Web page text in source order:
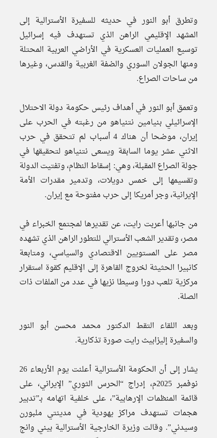
وتطرق أبو النور في حديثه للسفيرة الأسترالية إلى
المشهد الإقليمي الراهن الذي تستهدف فيه إسرائيل
توسيع العمليات العسكرية في الأراضي العربية المحتلة
ومنها الجولان السوري والضفة الغربية والقدس، وغيرها
من ساحات الصراع.
وتعمق أبو النور في أهداف رئيس حكومة دولة الاحتلال
الإسرائيلي بنيامين نتنياهو من رغبته في الحرب على
إيران، موضحا أن هناك 4 أسباب لم تتحقق في حرب
الاثني عشر يوما السابقة ويسعى نتنياهو لتحقيقها في
جولة الصراع المقبلة، وهي: إسقاط النظام، وتفتيت الدولة
وتقسيمها إلى خمس دويلات، وتدمير مقدرات الأمة
الإيرانية، وجر أمريكا إلى حرب مفتوحة مع إيران.
من جانبها أعربت رايت، عن تقديرها لمجتمع الخبراء في
مصر، وتقدير الشعب الأسترالي للتطور الراهن الذي تشهده
مصر على المستويين الاقتصادي والسياسي، ومتابعة
كانبيرا الحثيثة لخروج القاهرة إلى الإقليم كقوة استقرار
مركزية تلعب دورا وسيطا نزيها في عدد من الملفات ذات
الصلة.
وبعد اللقاء التقط الدكتور محمد محسن أبو النور
والسفيرة إليزابيث رايت صورة تذكارية.
يشار إلى أن الحكومة الأسترالية أعلنت يوم الأربعاء 26
نوفمبر 2025م، إدراج “الحرس الثوري” الإيراني، على
قائمة المنظمات الإرهابية”، على خلفية اتهامه بـ”تدبير
هجمات تستهدف مراكز يهودية في مدينتي ملبورن
وسيدني”. وقالت وزيرة الخارجية الأسترالية بيني وانج